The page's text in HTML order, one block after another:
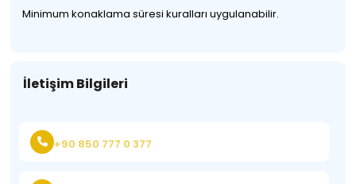
Minimum konaklama süresi kuralları uygulanabilir.
İletişim Bilgileri
+90 850 777 0 377